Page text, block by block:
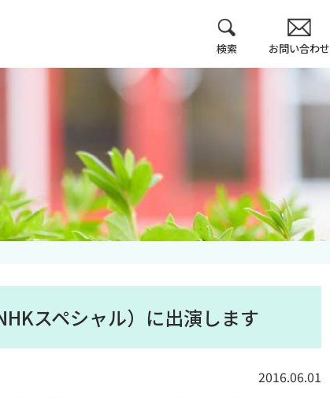
検索 お問い合わせ
教育方針
カリキュラム・マッ
プ等
キャンパス紹介
スペシャル）に出演します
2016.06.01